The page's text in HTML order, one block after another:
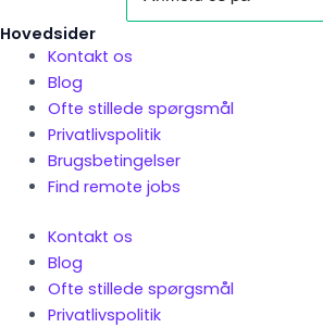
Hovedsider
Kontakt os
Blog
Ofte stillede spørgsmål
Privatlivspolitik
Brugsbetingelser
Find remote jobs
Kontakt os
Blog
Ofte stillede spørgsmål
Privatlivspolitik